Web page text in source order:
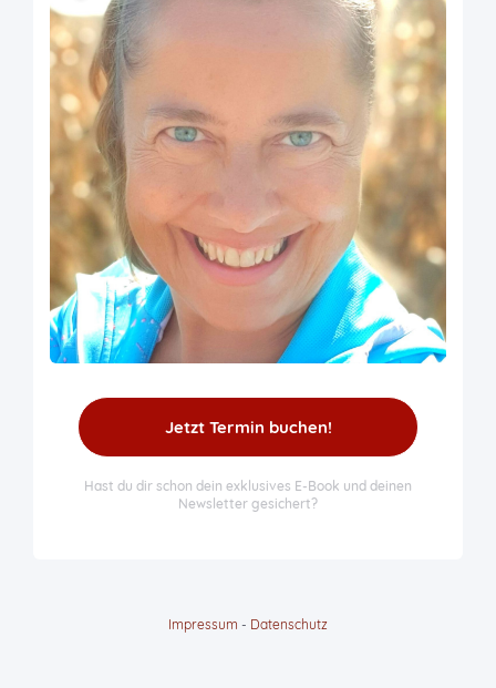
Jetzt Termin buchen!
Hast du dir schon dein exklusives E-Book und deinen
Newsletter gesichert?
Impressum - Datenschutz